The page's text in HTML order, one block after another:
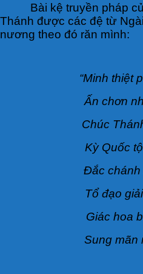
Bài kệ truyền pháp
Thánh được các đệ từ
nương theo đó răn mình:
“Minh thiệt
Ấn chơn
Chúc Thánh
Kỳ Quốc
Đắc chánh
Tổ đạo giải
Giác hoa
Sung mãn